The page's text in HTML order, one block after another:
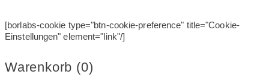
[borlabs-cookie type="btn-cookie-preference" title="Cookie-
Einstellungen" element="link"/]
Warenkorb (0)